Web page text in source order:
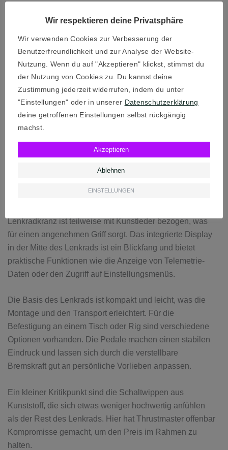
separate Version für Xbox und PC. Es ist wichtig, beim
untereinander kompatibel sind. Die Vielseitigkeit, sowohl
das T248 zu einer attraktiven Option für Simracing-
Einsteiger, die flexibel bleiben möchten.
Die Kompatibilität mit einer Vielzahl von Rennspielen ist
gegeben. Besonders gut integriert sich das Lenkrad in
oder F1 24. Hier können auch die erweiterten Features
Lenkradkranz ist teilweise mit Kunstleder bezogen, was
für einen angenehmen Griff sorgt. Das integrierte Display
in der Mitte des Lenkrads ist ein Blickfang und bietet
praktische Funktionen wie die Anzeige von Telemetrie-
Daten oder den Zugriff auf Einstellungsmenüs.
Die Basis des Lenkrads ist kompakt und leicht, was die
Montage und den Transport erleichtert. Für die
Befestigung an einem Tisch oder Rig sind verschiedene
Optionen vorhanden. Die Pedale machen einen stabilen
Eindruck und lassen sich durch die verstellbare
Bremskraft gut an persönliche Vorlieben anpassen.
Ein kleiner Kritikpunkt sind die Schaltwippen aus
Kunststoff, die sich etwas weniger hochwertig anfühlen
als der Rest des Lenkrads. Hier hat Thrustmaster offenbar
Kompromisse gemacht, um den Preis im Rahmen zu
halten.
Wir respektieren deine Privatsphäre
Wir verwenden Cookies zur Verbesserung der
Benutzerfreundlichkeit und zur Analyse der Website-
Nutzung. Wenn du auf "Akzeptieren" klickst, stimmst du
der Nutzung von Cookies zu. Du kannst deine
Zustimmung jederzeit widerrufen, indem du unter
"Einstellungen" oder in unserer Datenschutzerklärung
deine getroffenen Einstellungen selbst rückgängig
machst.
Akzeptieren
Ablehnen
EINSTELLUNGEN